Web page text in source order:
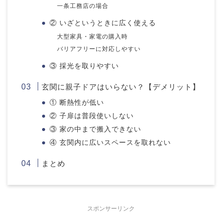
一条工務店の場合
② いざというときに広く使える
大型家具・家電の購入時
バリアフリーに対応しやすい
③ 採光を取りやすい
玄関に親子ドアはいらない？【デメリット】
① 断熱性が低い
② 子扉は普段使いしない
③ 家の中まで搬入できない
④ 玄関内に広いスペースを取れない
まとめ
スポンサーリンク